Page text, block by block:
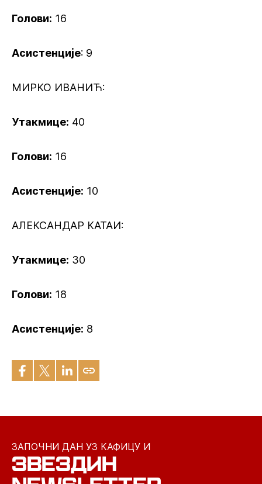
Голови: 16
Асистенције: 9
МИРКО ИВАНИЋ:
Утакмице: 40
Голови: 16
Асистенције: 10
АЛЕКСАНДАР КАТАИ:
Утакмице: 30
Голови: 18
Асистенције: 8
ЗАПОЧНИ ДАН УЗ КАФИЦУ И
ЗВЕЗДИН